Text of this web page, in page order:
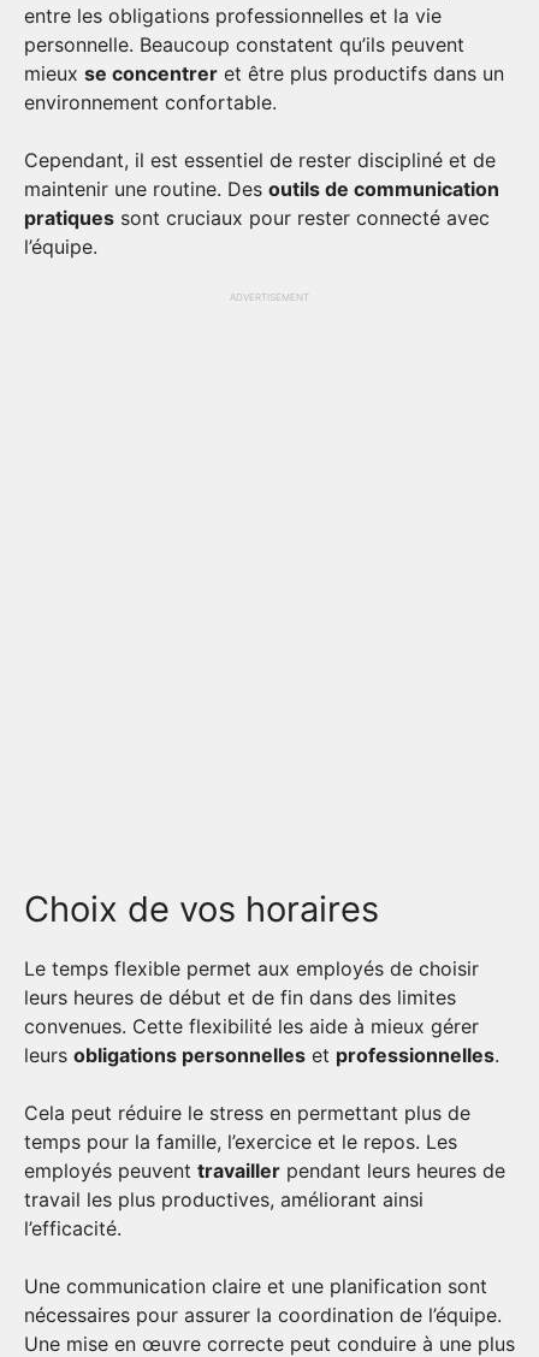
entre les obligations professionnelles et la vie
personnelle. Beaucoup constatent qu’ils peuvent
mieux se concentrer et être plus productifs dans un
environnement confortable.
Cependant, il est essentiel de rester discipliné et de
maintenir une routine. Des outils de communication
pratiques sont cruciaux pour rester connecté avec
l’équipe.
ADVERTISEMENT
Choix de vos horaires
Le temps flexible permet aux employés de choisir
leurs heures de début et de fin dans des limites
convenues. Cette flexibilité les aide à mieux gérer
leurs obligations personnelles et professionnelles.
Cela peut réduire le stress en permettant plus de
temps pour la famille, l’exercice et le repos. Les
employés peuvent travailler pendant leurs heures de
travail les plus productives, améliorant ainsi
l’efficacité.
Une communication claire et une planification sont
nécessaires pour assurer la coordination de l’équipe.
Une mise en œuvre correcte peut conduire à une plus